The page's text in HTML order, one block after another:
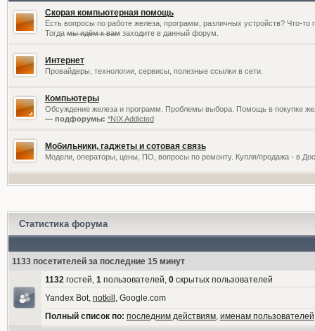
Скорая компьютерная помощь
Есть вопросы по работе железа, программ, различных устройств? Что-то
Тогдамы идём к вамзаходите в данный форум.
Интернет
Провайдеры, технологии, сервисы, полезные ссылки в сети.
Компьютеры
Обсуждение железа и программ. Проблемы выбора. Помощь в покупке
— подфорумы: *NIX Addicted
Мобильники, гаджеты и сотовая связь
Модели, операторы, цены, ПО, вопросы по ремонту. Купля/продажа - в
Статистика форума
1133 посетителей за последние 15 минут
1132гостей, 1пользователей, 0скрытых пользователей
Yandex Bot, notkill , Google.com
Полный список по: последним действиям, именам пользователей